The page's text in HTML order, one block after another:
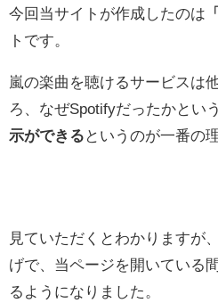
今回当サイトが作成したのは
トです。
嵐の楽曲を聴けるサービスは
ろ、なぜSpotifyだったかとい
示ができる というのが一番の
見ていただくとわかりますが
げで、当ページを開いている
るようになりました。